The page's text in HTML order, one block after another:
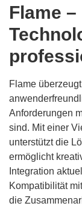
Flame
Flame
Anforderungen
sind. Mit einer
unterstützt die
ermöglicht
Integration
Kompatibilität
die